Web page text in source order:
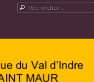
Rechercher